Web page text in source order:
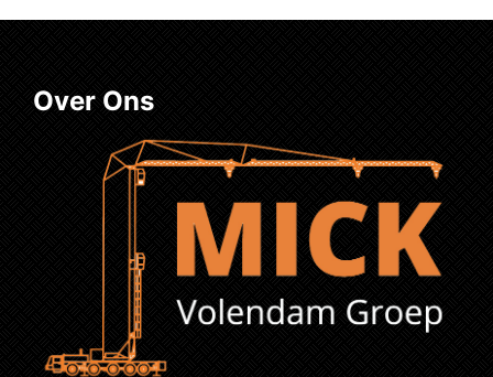
Over Ons